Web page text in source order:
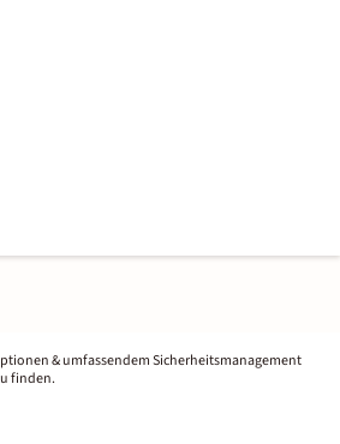
& umfassendem Sicherheitsmanagement
finden.